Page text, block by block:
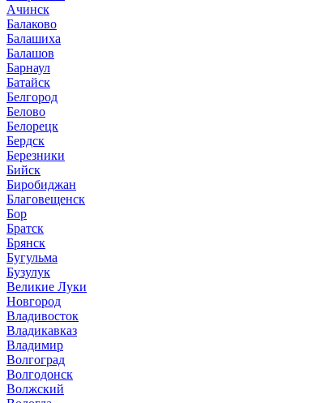
Ачинск
Балаково
Балашиха
Балашов
Барнаул
Батайск
Белгород
Белово
Белорецк
Бердск
Березники
Бийск
Биробиджан
Благовещенск
Бор
Братск
Брянск
Бугульма
Бузулук
Великие Луки
Новгород
Владивосток
Владикавказ
Владимир
Волгоград
Волгодонск
Волжский